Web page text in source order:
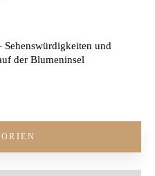
Sehenswürdigkeiten und
der Blumeninsel